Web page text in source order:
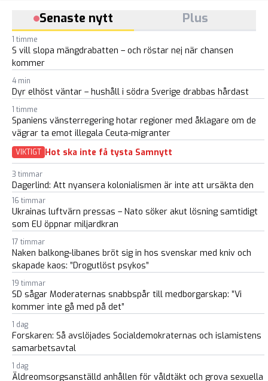
Senaste nytt Plus
1 timme
S vill slopa mängdrabatten – och röstar nej när chansen
kommer
4 min
Dyr elhöst väntar – hushåll i södra Sverige drabbas hårdast
1 timme
Spaniens vänsterregering hotar regioner med åklagare om de
vägrar ta emot illegala Ceuta-migranter
VIKTIGT Hot ska inte få tysta Samnytt
3 timmar
Dagerlind: Att nyansera kolonialismen är inte att ursäkta den
16 timmar
Ukrainas luftvärn pressas – Nato söker akut lösning samtidigt
som EU öppnar miljardkran
17 timmar
Naken balkong-libanes bröt sig in hos svenskar med kniv och
skapade kaos: ”Drogutlöst psykos”
19 timmar
SD sågar Moderaternas snabbspår till medborgarskap: ”Vi
kommer inte gå med på det”
1 dag
Forskaren: Så avslöjades Socialdemokraternas och islamistens
samarbetsavtal
1 dag
Äldreomsorgsanställd anhållen för våldtäkt och grova sexuella